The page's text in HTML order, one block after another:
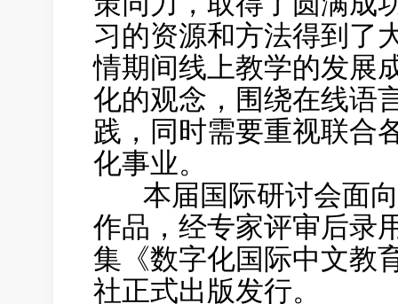
习的资源和方法得到了
情期间线上教学的发展
化的观念，围绕在线语
践，同时需要重视联合
化事业。
本届国际研讨会面向
作品，经专家评审后录
集《数字化国际中文教
社正式出版发行。